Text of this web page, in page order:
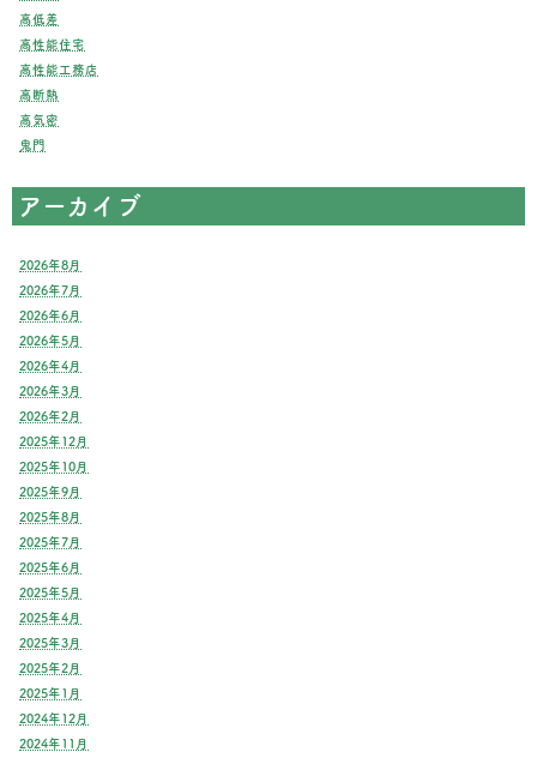
高低差
高性能住宅
高性能工務店
高断熱
高気密
鬼門
アーカイブ
2026年8月
2026年7月
2026年6月
2026年5月
2026年4月
2026年3月
2026年2月
2025年12月
2025年10月
2025年9月
2025年8月
2025年7月
2025年6月
2025年5月
2025年4月
2025年3月
2025年2月
2025年1月
2024年12月
2024年11月